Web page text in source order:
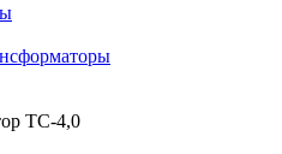
ТС-4,0